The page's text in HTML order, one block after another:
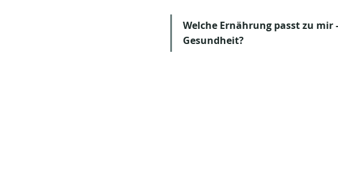
Welche Ernährung passt zu
Gesundheit?